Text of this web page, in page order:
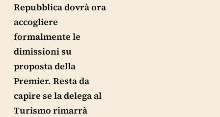
Repubblica dovrà ora
accogliere
formalmente le
dimissioni su
proposta della
Premier. Resta da
capire se la delega al
Turismo rimarrà